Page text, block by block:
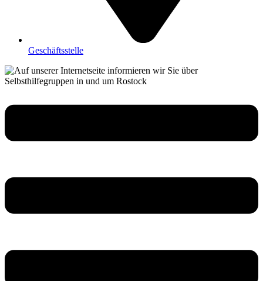
Geschäftsstelle